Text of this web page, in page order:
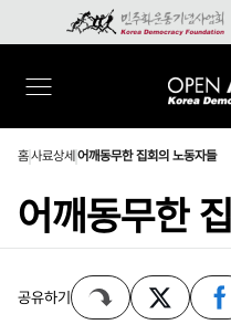
홈사료상세 어깨동무한 집회의 노동자들
어깨동무한
공유하기